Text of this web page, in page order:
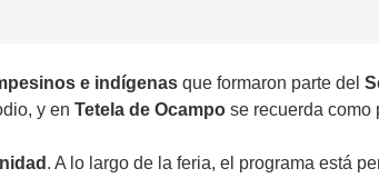
e indígenas que formaron parte del
y en Tetela de Ocampo se recuerda como
. A lo largo de la feria, el programa está